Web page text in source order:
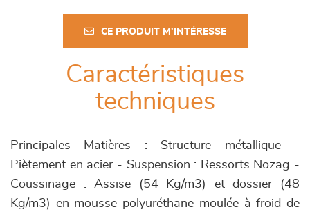
CE PRODUIT M'INTÉRESSE
Caractéristiques
techniques
Principales Matières : Structure métallique -
Piètement en acier - Suspension : Ressorts Nozag -
Coussinage : Assise (54 Kg/m3) et dossier (48
Kg/m3) en mousse polyuréthane moulée à froid de